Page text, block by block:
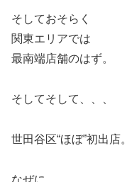
そしておそらく
関東エリアでは
最南端店舗のはず。
そしてそして、、、
世田谷区“ほぼ”初出店。
なぜに